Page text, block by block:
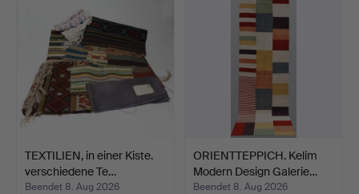
TEXTILIEN, in einer Kiste.
verschiedene Te…
Beendet 8. Aug 2026
ORIENTTEPPICH. Kelim
Modern Design Galerie…
Beendet 8. Aug 2026